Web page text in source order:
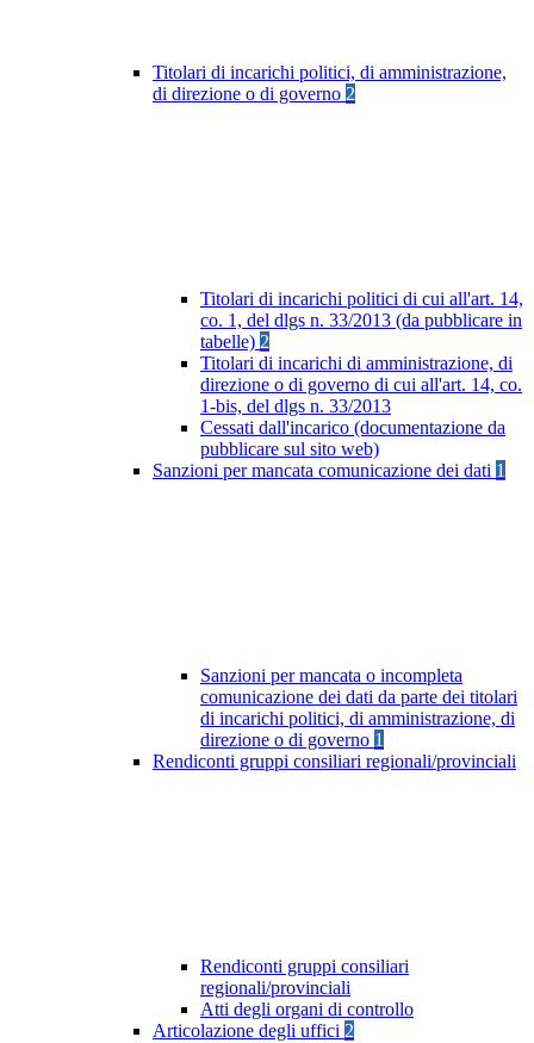
Titolari di incarichi politici, di amministrazione,
di direzione o di governo 2
Titolari di incarichi politici di cui all'art. 14,
co. 1, del dlgs n. 33/2013 (da pubblicare in
tabelle) 2
Titolari di incarichi di amministrazione, di
direzione o di governo di cui all'art. 14, co.
1-bis, del dlgs n. 33/2013
Cessati dall'incarico (documentazione da
pubblicare sul sito web)
Sanzioni per mancata comunicazione dei dati 1
Sanzioni per mancata o incompleta
comunicazione dei dati da parte dei titolari
di incarichi politici, di amministrazione, di
direzione o di governo 1
Rendiconti gruppi consiliari regionali/provinciali
Rendiconti gruppi consiliari
regionali/provinciali
Atti degli organi di controllo
Articolazione degli uffici 2